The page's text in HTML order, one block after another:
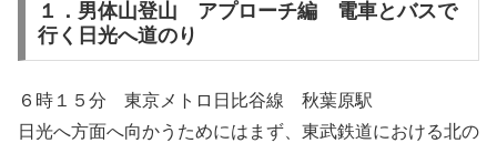
１．男体山登山 アプローチ編 電車とバスで
行く日光へ道のり
６時１５分 東京メトロ日比谷線 秋葉原駅
日光へ方面へ向かうためにはまず、東武鉄道における北の